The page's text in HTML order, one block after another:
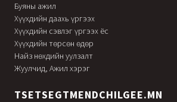
Буяны ажил
Хүүхдийн даахь үргээх
Хүүхдийн сэвлэг үргээх ёс
Хүүхдийн төрсөн өдөр
Найз нөхдийн уулзалт
Жуулчид, Ажил хэрэг
TSETSEGTMENDCHILGEE.MN